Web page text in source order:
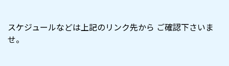
スケジュールなどは上記のリンク先から ご確認下さいま
せ。